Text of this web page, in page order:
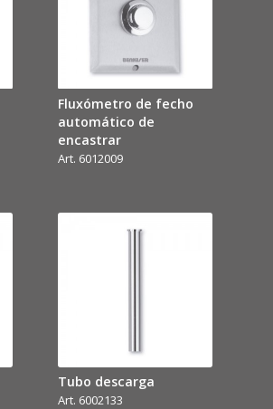
Fluxómetro de fecho
automático de
encastrar
Art. 6012009
Tubo descarga
Art. 6002133